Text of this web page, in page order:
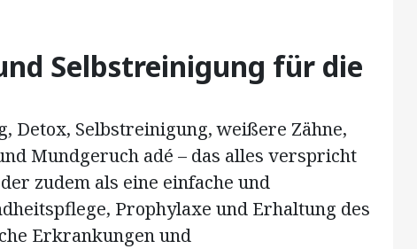
Selbstreinigung für die
Detox, Selbstreinigung, weißere Zähne,
Mundgeruch adé – das alles verspricht
zudem als eine einfache und
Prophylaxe und Erhaltung des
Erkrankungen und